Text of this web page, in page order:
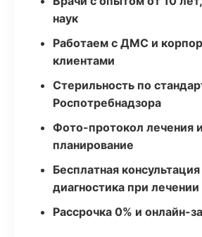
наук
Работаем с ДМС и
клиентами
Стерильность по
Роспотребнадзора
Фото-протокол лечения
планирование
Бесплатная консультация
диагностика при лечении
Рассрочка 0% и онлайн-